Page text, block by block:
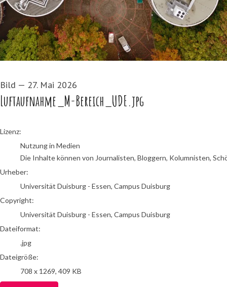
Bild — 27. Mai 2026
Luftaufnahme_M-Bereich_UDE.jpg
Universität Duisburg - Essen, Campus Duisburg
Lizenz:
Nutzung in Medien
Die Inhalte können von Journalisten, Bloggern, Kolumnisten,
Urheber:
Universität Duisburg - Essen, Campus Duisburg
Copyright:
Universität Duisburg - Essen, Campus Duisburg
Dateiformat:
.jpg
Dateigröße:
708 x 1269, 409 KB